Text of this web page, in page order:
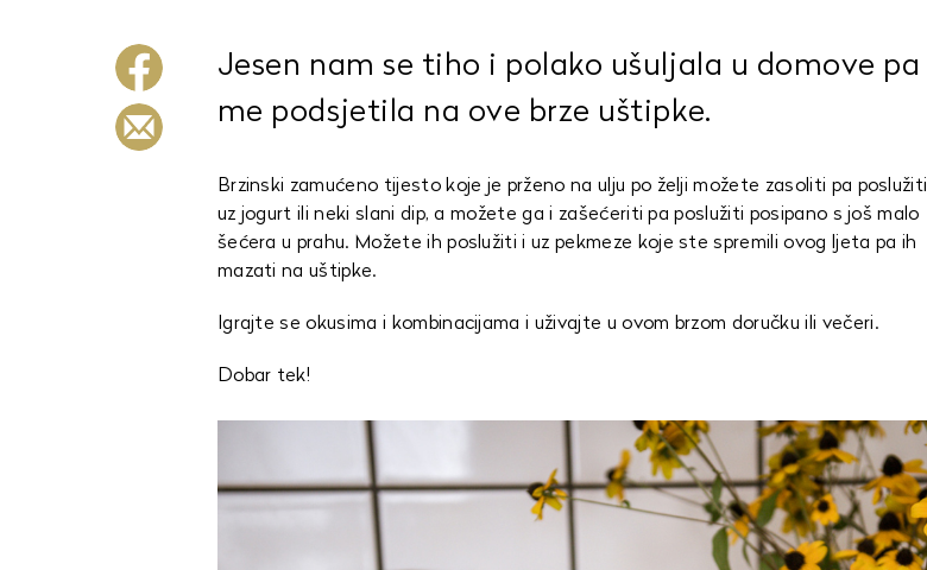
Jesen nam se tiho i polako ušuljala u domove pa
me podsjetila na ove brze uštipke.
Brzinski zamućeno tijesto koje je prženo na ulju po želji možete zasoliti pa poslužiti
uz jogurt ili neki slani dip, a možete ga i zašećeriti pa poslužiti posipano s još malo
šećera u prahu. Možete ih poslužiti i uz pekmeze koje ste spremili ovog ljeta pa ih
mazati na uštipke.
Igrajte se okusima i kombinacijama i uživajte u ovom brzom doručku ili večeri.
Dobar tek!